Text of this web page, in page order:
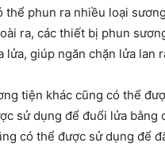
thể phun ra nhiều loại
ra, các thiết bị phun
lửa, giúp ngăn chặn lửa lan
tiện khác cũng có thể
sử dụng để đuổi lửa bằng
có thể được sử dụng để